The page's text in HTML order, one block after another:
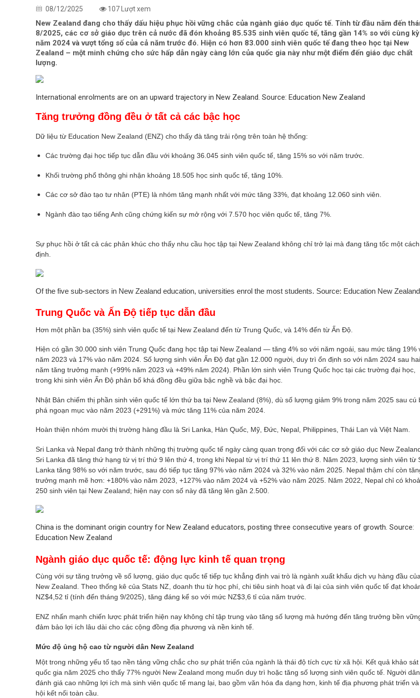
08/12/2025 107 Lượt xem
New Zealand đang cho thấy dấu hiệu phục hồi vững chắc của ngành giáo dục quốc tế. Tính từ đầu năm đến
8/2025, các cơ sở giáo dục trên cả nước đã đón khoảng 85.535 sinh viên quốc tế, tăng gần 14% so với cùng kỳ
năm 2024 và vượt tổng số của cả năm trước đó. Hiện có hơn 83.000 sinh viên quốc tế đang theo học tại New
Zealand – một minh chứng cho sức hấp dẫn ngày càng lớn của quốc gia này như một điểm đến giáo dục chất
lượng.
International enrolments are on an upward trajectory in New Zealand. Source: Education New Zealand
Tăng trưởng đồng đều ở tất cả các bậc học
Dữ liệu từ Education New Zealand (ENZ) cho thấy đà tăng trải rộng trên toàn hệ thống:
Các trường đại học tiếp tục dẫn đầu với khoảng 36.045 sinh viên quốc tế, tăng 15% so với năm trước.
Khối trường phổ thông ghi nhận khoảng 18.505 học sinh quốc tế, tăng 10%.
Các cơ sở đào tạo tư nhân (PTE) là nhóm tăng mạnh nhất với mức tăng 33%, đạt khoảng 12.060 sinh viên.
Ngành đào tạo tiếng Anh cũng chứng kiến sự mở rộng với 7.570 học viên quốc tế, tăng 7%.
Sự phục hồi ở tất cả các phân khúc cho thấy nhu cầu học tập tại New Zealand không chỉ trở lại mà đang tăng tốc một
định.
Of the five sub-sectors in New Zealand education, universities enrol the most students. Source: Education New Zealand
Trung Quốc và Ấn Độ tiếp tục dẫn đầu
Hơn một phần ba (35%) sinh viên quốc tế tại New Zealand đến từ Trung Quốc, và 14% đến từ Ấn Độ.
Hiện có gần 30.000 sinh viên Trung Quốc đang học tập tại New Zealand — tăng 4% so với năm ngoái, sau mức tăng 19%
năm 2023 và 17% vào năm 2024. Số lượng sinh viên Ấn Độ đạt gần 12.000 người, duy trì ổn định so với năm 2024 sau hai
năm tăng trưởng mạnh (+99% năm 2023 và +49% năm 2024). Phần lớn sinh viên Trung Quốc học tại các trường đại học,
trong khi sinh viên Ấn Độ phân bố khá đồng đều giữa bậc nghề và bậc đại học.
Nhật Bản chiếm thị phần sinh viên quốc tế lớn thứ ba tại New Zealand (8%), dù số lượng giảm 9% trong năm 2025 sau cú
phá ngoạn mục vào năm 2023 (+291%) và mức tăng 11% của năm 2024.
Hoàn thiện nhóm mười thị trường hàng đầu là Sri Lanka, Hàn Quốc, Mỹ, Đức, Nepal, Philippines, Thái Lan và Việt Nam.
Sri Lanka và Nepal đang trở thành những thị trường quốc tế ngày càng quan trọng đối với các cơ sở giáo dục New
Sri Lanka đã tăng thứ hạng từ vị trí thứ 9 lên thứ 4, trong khi Nepal từ vị trí thứ 11 lên thứ 8. Năm 2023, lượng sinh viên từ
Lanka tăng 98% so với năm trước, sau đó tiếp tục tăng 97% vào năm 2024 và 32% vào năm 2025. Nepal thậm chí còn
trưởng mạnh mẽ hơn: +180% vào năm 2023, +127% vào năm 2024 và +52% vào năm 2025. Năm 2022, Nepal chỉ có
250 sinh viên tại New Zealand; hiện nay con số này đã tăng lên gần 2.500.
China is the dominant origin country for New Zealand educators, posting three consecutive years of growth. Source:
Education New Zealand
Ngành giáo dục quốc tế: động lực kinh tế quan trọng
Cùng với sự tăng trưởng về số lượng, giáo dục quốc tế tiếp tục khẳng định vai trò là ngành xuất khẩu dịch vụ hàng đầu của
New Zealand. Theo thống kê của Stats NZ, doanh thu từ học phí, chi tiêu sinh hoạt và đi lại của sinh viên quốc tế đạt
NZ$4,52 tỉ (tính đến tháng 9/2025), tăng đáng kể so với mức NZ$3,6 tỉ của năm trước.
ENZ nhấn mạnh chiến lược phát triển hiện nay không chỉ tập trung vào tăng số lượng mà hướng đến tăng trưởng bền
đảm bảo lợi ích lâu dài cho các cộng đồng địa phương và nền kinh tế.
Mức độ ủng hộ cao từ người dân New Zealand
Một trong những yếu tố tạo nền tảng vững chắc cho sự phát triển của ngành là thái độ tích cực từ xã hội. Kết quả khảo sát
quốc gia năm 2025 cho thấy 77% người New Zealand mong muốn duy trì hoặc tăng số lượng sinh viên quốc tế. Người dân
đánh giá cao những lợi ích mà sinh viên quốc tế mang lại, bao gồm văn hóa đa dạng hơn, kinh tế địa phương phát triển
hội kết nối toàn cầu.